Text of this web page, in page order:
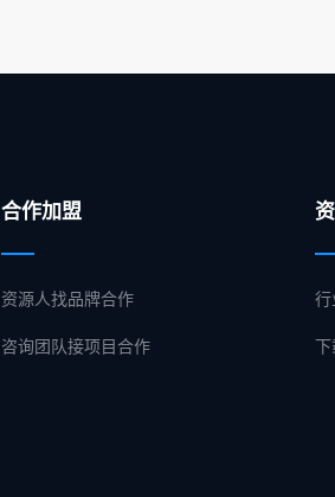
合作加盟
资源人找品牌合作
咨询团队接项目合作